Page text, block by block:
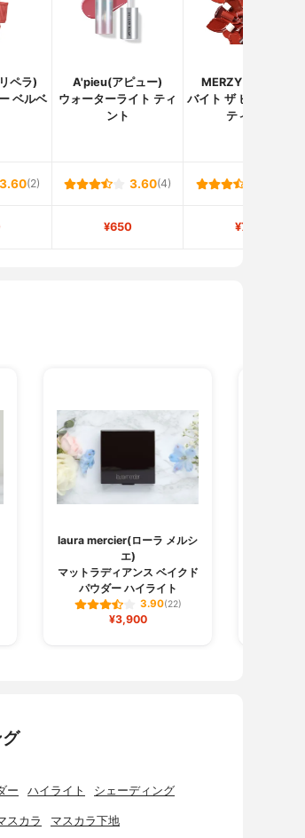
ペラ)
ベルベ
A'pieu(アピュー)
ウォーターライト ティ
ント
MERZY(マージー)
バイト ザ ビート メロウ
ティント
3.60(2) 3.60(4)
¥650 ¥762
laura mercier(ローラ メルシ
エ)
マットラディアンス ベイクド
パウダー ハイライト
3.90(22)
¥3,900
ー ハイライト シェーディング
スカラ マスカラ下地